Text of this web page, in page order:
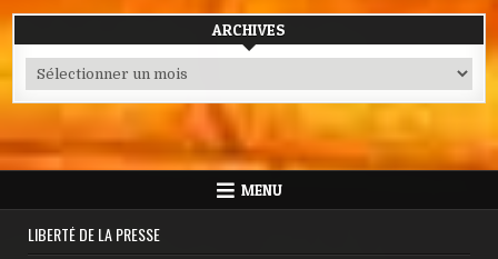
ARCHIVES
Archives
MENU
LIBERTÉ DE LA PRESSE